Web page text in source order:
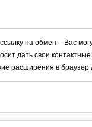
на обмен – Вас
дать свои
расширения в